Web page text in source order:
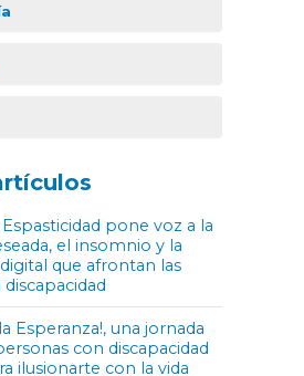
pone voz a la
el insomnio y la
que afrontan las
Esperanza!, una jornada
con discapacidad
ilusionarte con la vida